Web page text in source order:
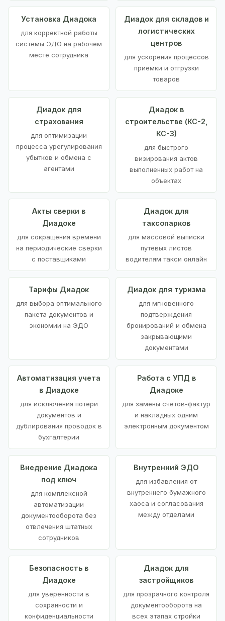
Установка Диадока
для корректной работы
системы ЭДО на рабочем
месте сотрудника
Диадок для складов и
логистических
центров
для ускорения процессов
приемки и отгрузки
товаров
Диадок для
страхования
для оптимизации
процесса урегулирования
убытков и обмена с
агентами
Диадок в
строительстве (КС-2,
КС-3)
для быстрого
визирования актов
выполненных работ на
объектах
Акты сверки в
Диадоке
для сокращения времени
на периодические сверки
с поставщиками
Диадок для
таксопарков
для массовой выписки
путевых листов
водителям такси онлайн
Тарифы Диадок
для выбора оптимального
пакета документов и
экономии на ЭДО
Диадок для туризма
для мгновенного
подтверждения
бронирований и обмена
закрывающими
документами
Автоматизация учета
в Диадоке
для исключения потери
документов и
дублирования проводок в
бухгалтерии
Работа с УПД в
Диадоке
для замены счетов-фактур
и накладных одним
электронным документом
Внедрение Диадока
под ключ
для комплексной
автоматизации
документооборота без
отвлечения штатных
сотрудников
Внутренний ЭДО
для избавления от
внутреннего бумажного
хаоса и согласования
между отделами
Безопасность в
Диадоке
для уверенности в
сохранности и
конфиденциальности
Диадок для
застройщиков
для прозрачного контроля
документооборота на
всех этапах стройки